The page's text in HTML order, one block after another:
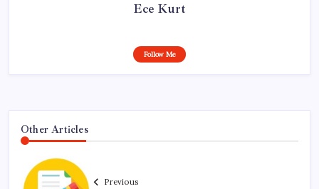
Ece Kurt
Follow Me
Other Articles
Previous